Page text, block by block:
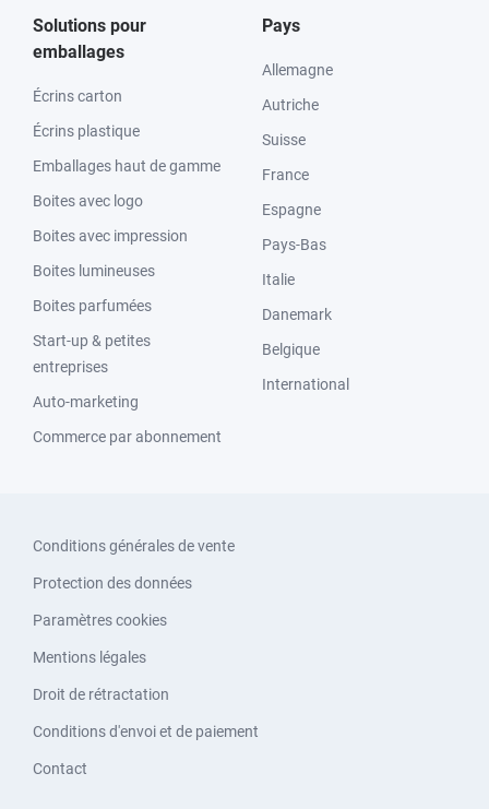
Solutions pour
emballages
Écrins carton
Écrins plastique
Emballages haut de gamme
Boites avec logo
Boites avec impression
Boites lumineuses
Boites parfumées
Start-up & petites
entreprises
Auto-marketing
Commerce par abonnement
Pays
Allemagne
Autriche
Suisse
France
Espagne
Pays-Bas
Italie
Danemark
Belgique
International
Conditions générales de vente
Protection des données
Paramètres cookies
Mentions légales
Droit de rétractation
Conditions d'envoi et de paiement
Contact